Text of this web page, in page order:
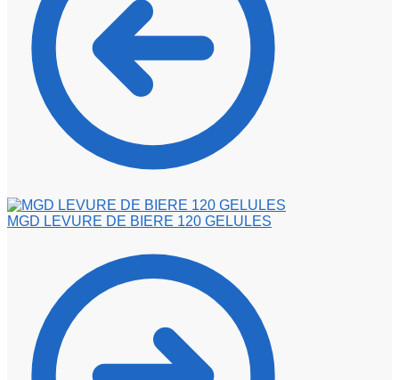
MGD LEVURE DE BIERE 120 GELULES